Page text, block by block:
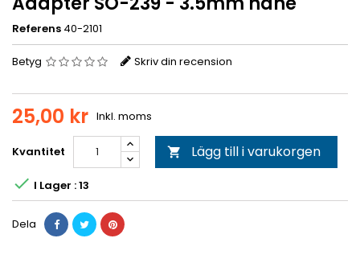
Referens 40-2101
Betyg Skriv din recension
25,00 kr Inkl. moms
Kvantitet  Lägg till i varukorgen
 I Lager : 13
Dela